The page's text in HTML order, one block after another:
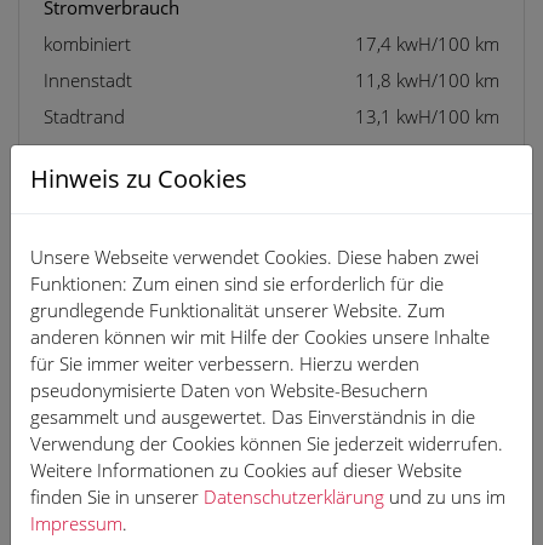
Stromverbrauch
kombiniert
17,4 kwH/100 km
Innenstadt
11,8 kwH/100 km
Stadtrand
13,1 kwH/100 km
Landstraße
15,8 kwH/100 km
Autobahn
Mögliche CO2-Kosten über die nächsten 10 Jahre
(15.000 km/Jahr):
bei einem angenommenen mittleren durchschnittlichen
CO2-Preis von 127 €/t: 0 €
bei einem angenommenen niedrigen durchschnittlichen
CO2-Preis von 60 €/t: 0 €
bei einem angenommenen hohen durchschnittlichen
CO2-Preis von 200 €/t: 0 €
<
Kraftfahrzeugsteuer
Hinweis zu Cookies
Unsere Webseite verwendet Cookies. Diese haben zwei
Funktionen: Zum einen sind sie erforderlich für die
grundlegende Funktionalität unserer Website. Zum
anderen können wir mit Hilfe der Cookies unsere Inhalte
für Sie immer weiter verbessern. Hierzu werden
pseudonymisierte Daten von Website-Besuchern
gesammelt und ausgewertet. Das Einverständnis in die
Verwendung der Cookies können Sie jederzeit widerrufen.
Weitere Informationen zu Cookies auf dieser Website
finden Sie in unserer Datenschutzerklärung und zu uns im
Impressum.